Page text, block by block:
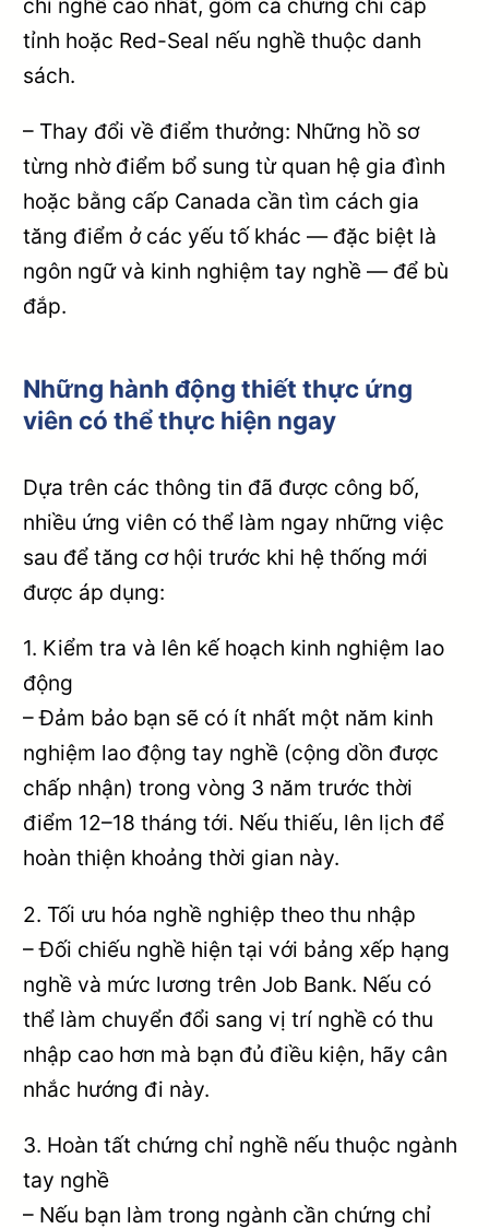
chỉ nghề cao nhất, gồm cả chứng chỉ cấp
tỉnh hoặc Red-Seal nếu nghề thuộc danh
sách.
– Thay đổi về điểm thưởng: Những hồ sơ
từng nhờ điểm bổ sung từ quan hệ gia đình
hoặc bằng cấp Canada cần tìm cách gia
tăng điểm ở các yếu tố khác — đặc biệt là
ngôn ngữ và kinh nghiệm tay nghề — để bù
đắp.
Những hành động thiết thực ứng
viên có thể thực hiện ngay
Dựa trên các thông tin đã được công bố,
nhiều ứng viên có thể làm ngay những việc
sau để tăng cơ hội trước khi hệ thống mới
được áp dụng:
1. Kiểm tra và lên kế hoạch kinh nghiệm lao
động
– Đảm bảo bạn sẽ có ít nhất một năm kinh
nghiệm lao động tay nghề (cộng dồn được
chấp nhận) trong vòng 3 năm trước thời
điểm 12–18 tháng tới. Nếu thiếu, lên lịch để
hoàn thiện khoảng thời gian này.
2. Tối ưu hóa nghề nghiệp theo thu nhập
– Đối chiếu nghề hiện tại với bảng xếp hạng
nghề và mức lương trên Job Bank. Nếu có
thể làm chuyển đổi sang vị trí nghề có thu
nhập cao hơn mà bạn đủ điều kiện, hãy cân
nhắc hướng đi này.
3. Hoàn tất chứng chỉ nghề nếu thuộc ngành
tay nghề
– Nếu bạn làm trong ngành cần chứng chỉ